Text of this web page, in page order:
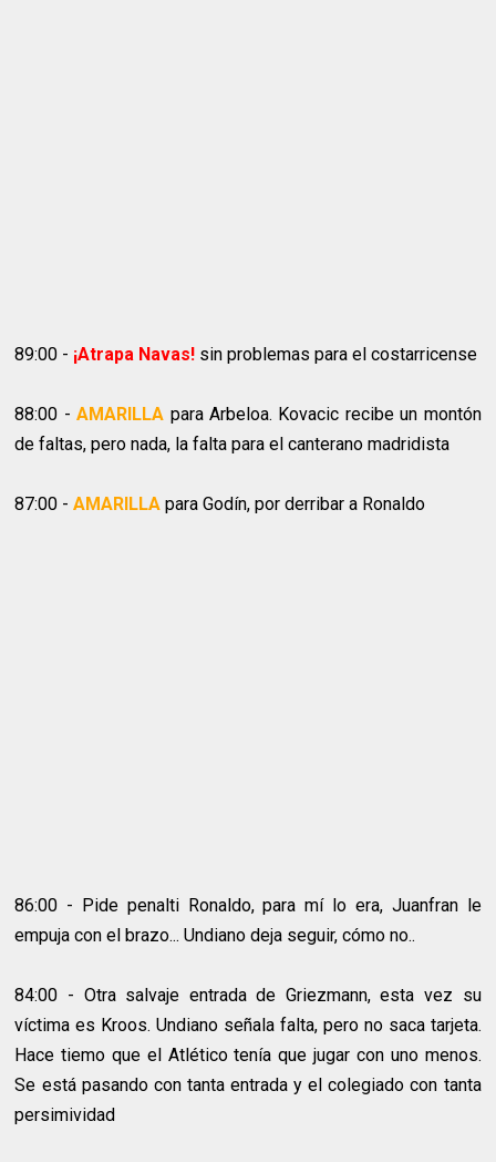
89:00 - ¡Atrapa Navas! sin problemas para el costarricense
88:00 -AMARILLA para Arbeloa. Kovacic recibe un montón
de faltas, pero nada, la falta para el canterano madridista
87:00 -AMARILLA para Godín, por derribar a Ronaldo
86:00 - Pide penalti Ronaldo, para mí lo era, Juanfran le
empuja con el brazo... Undiano deja seguir, cómo no..
84:00 - Otra salvaje entrada de Griezmann, esta vez su
víctima es Kroos. Undiano señala falta, pero no saca tarjeta.
Hace tiemo que el Atlético tenía que jugar con uno menos.
Se está pasando con tanta entrada y el colegiado con tanta
persimividad